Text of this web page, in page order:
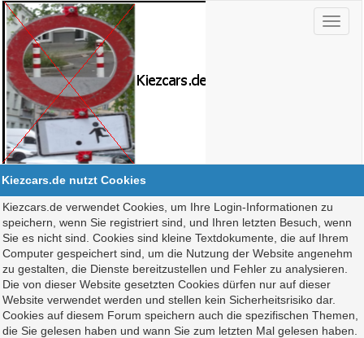
Kiezcars.de nutzt Cookies
Kiezcars.de verwendet Cookies, um Ihre Login-Informationen zu
speichern, wenn Sie registriert sind, und Ihren letzten Besuch, wenn
Sie es nicht sind. Cookies sind kleine Textdokumente, die auf Ihrem
Computer gespeichert sind, um die Nutzung der Website angenehm
zu gestalten, die Dienste bereitzustellen und Fehler zu analysieren.
Die von dieser Website gesetzten Cookies dürfen nur auf dieser
Website verwendet werden und stellen kein Sicherheitsrisiko dar.
Cookies auf diesem Forum speichern auch die spezifischen Themen,
die Sie gelesen haben und wann Sie zum letzten Mal gelesen haben.